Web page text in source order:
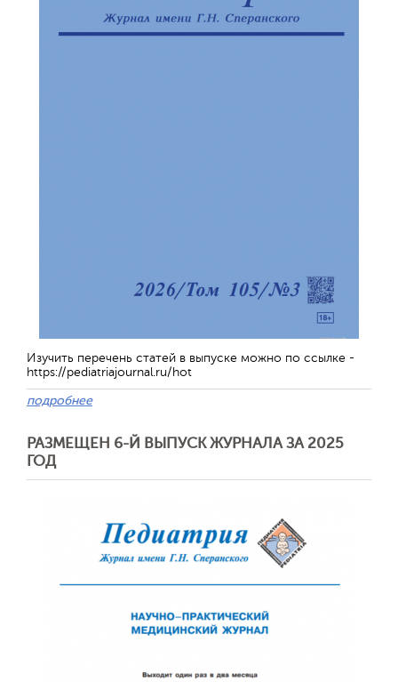
Изучить перечень статей в выпуске можно по ссылке -
https://pediatriajournal.ru/hot
подробнее
РАЗМЕЩЕН 6-Й ВЫПУСК ЖУРНАЛА ЗА 2025
ГОД